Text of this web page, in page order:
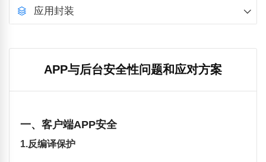
应用封装
APP与后台安全性问题和应对方案
一、客户端APP安全
1.反编译保护